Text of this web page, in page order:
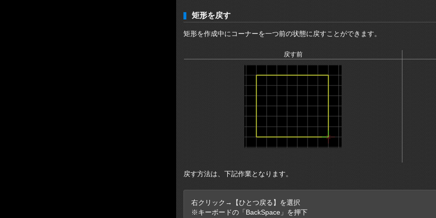
矩形を戻す
矩形を作成中にコーナーを一つ前の状態に戻すことができます。
戻す前
戻す方法は、下記作業となります。
右クリック→【ひとつ戻る】を選択
※キーボードの「BackSpace」を押下